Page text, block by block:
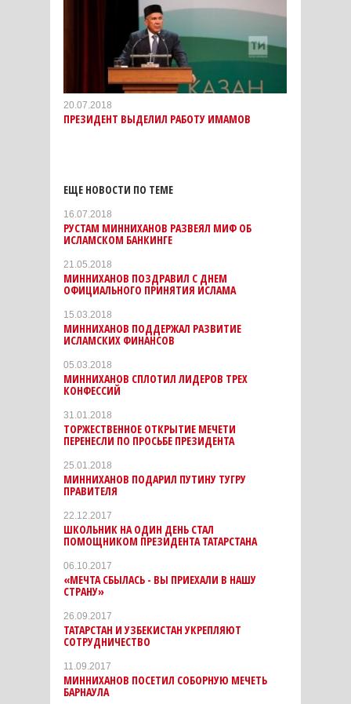
20.07.2018
ПРЕЗИДЕНТ ВЫДЕЛИЛ РАБОТУ ИМАМОВ
ЕЩЕ НОВОСТИ ПО ТЕМЕ
16.07.2018
РУСТАМ МИННИХАНОВ РАЗВЕЯЛ МИФ ОБ
ИСЛАМСКОМ БАНКИНГЕ
21.05.2018
МИННИХАНОВ ПОЗДРАВИЛ С ДНЕМ
ОФИЦИАЛЬНОГО ПРИНЯТИЯ ИСЛАМА
15.03.2018
МИННИХАНОВ ПОДДЕРЖАЛ РАЗВИТИЕ
ИСЛАМСКИХ ФИНАНСОВ
05.03.2018
МИННИХАНОВ СПЛОТИЛ ЛИДЕРОВ ТРЕХ
КОНФЕССИЙ
31.01.2018
ТОРЖЕСТВЕННОЕ ОТКРЫТИЕ МЕЧЕТИ
ПЕРЕНЕСЛИ ПО ПРОСЬБЕ ПРЕЗИДЕНТА
25.01.2018
МИННИХАНОВ ПОДАРИЛ ПУТИНУ ТУГРУ
ПРАВИТЕЛЯ
22.12.2017
ШКОЛЬНИК НА ОДИН ДЕНЬ СТАЛ
ПОМОЩНИКОМ ПРЕЗИДЕНТА ТАТАРСТАНА
06.10.2017
«МЕЧТА СБЫЛАСЬ - ВЫ ПРИЕХАЛИ В НАШУ
СТРАНУ»
26.09.2017
ТАТАРСТАН И УЗБЕКИСТАН УКРЕПЛЯЮТ
СОТРУДНИЧЕСТВО
11.09.2017
МИННИХАНОВ ПОСЕТИЛ СОБОРНУЮ МЕЧЕТЬ
БАРНАУЛА